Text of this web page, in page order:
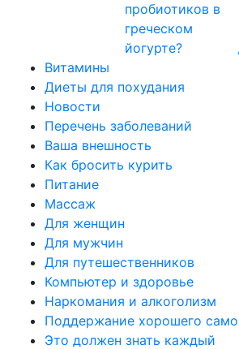
пробиотиков в
греческом
йогурте?
Витамины
Диеты для похудания
Новости
Перечень заболеваний
Ваша внешность
Как бросить курить
Питание
Массаж
Для женщин
Для мужчин
Для путешественников
Компьютер и здоровье
Наркомания и алкоголизм
Поддержание хорошего
Это должен знать каждый